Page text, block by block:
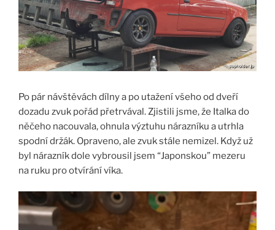
Po pár návštěvách dílny a po utažení všeho od dveří
dozadu zvuk pořád přetrvával. Zjistili jsme, že Italka do
něčeho nacouvala, ohnula výztuhu nárazníku a utrhla
spodní držák. Opraveno, ale zvuk stále nemizel. Když už
byl nárazník dole vybrousil jsem “Japonskou” mezeru
na ruku pro otvírání víka.